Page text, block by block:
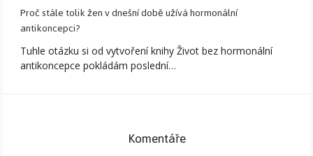
Proč stále tolik žen v dnešní době užívá hormonální
antikoncepci?
Tuhle otázku si od vytvoření knihy Život bez hormonální
antikoncepce pokládám poslední…
Komentáře